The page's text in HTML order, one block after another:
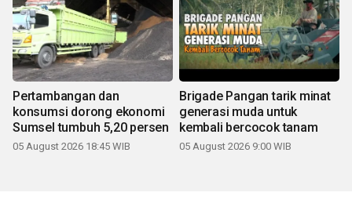
Pertambangan dan
konsumsi dorong ekonomi
Sumsel tumbuh 5,20 persen
05 August 2026 18:45 WIB
Brigade Pangan tarik minat
generasi muda untuk
kembali bercocok tanam
05 August 2026 9:00 WIB